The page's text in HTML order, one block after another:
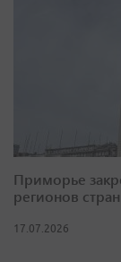
Приморье
регионов
17.07.2026